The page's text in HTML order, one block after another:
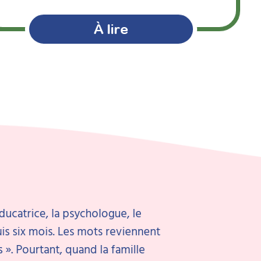
À lire
la psychologue, le
six mois. Les mots reviennent
». Pourtant, quand la famille